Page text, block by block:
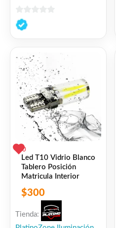
0
de
0
Led T10 Vidrio Blanco
Tablero Posición
Matricula Interior
$300
Tienda: